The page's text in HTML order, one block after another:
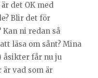
det OK med
Blir det för
ni redan så
läsa om sånt? Mina
åsikter får nu ju
vad som är